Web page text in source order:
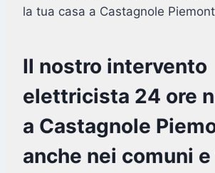
la tua casa a Castagnole
Il nostro intervento
elettricista 24 ore
a Castagnole
anche nei comuni